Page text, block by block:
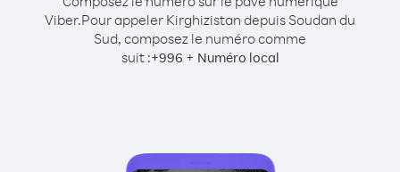
Viber.Pour appeler Kirghizistan depuis Soudan du
Sud, composez le numéro comme
suit :+996 + Numéro local